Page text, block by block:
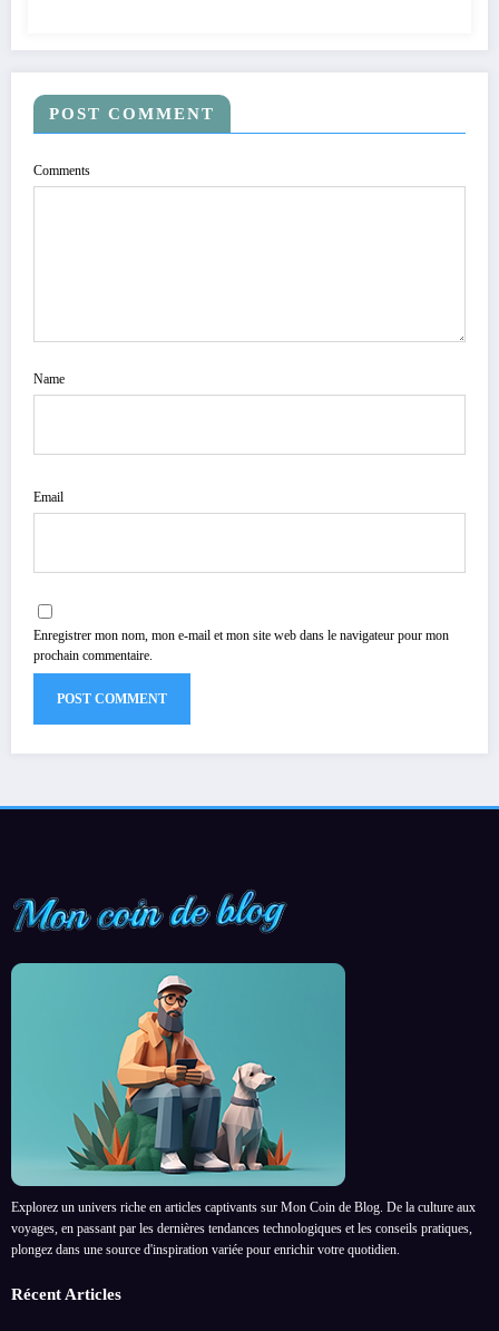
POST COMMENT
Comments
Name
Email
Enregistrer mon nom, mon e-mail et mon site web dans le navigateur pour mon
prochain commentaire.
Explorez un univers riche en articles captivants sur Mon Coin de Blog. De la culture aux
voyages, en passant par les dernières tendances technologiques et les conseils pratiques,
plongez dans une source d'inspiration variée pour enrichir votre quotidien.
Récent Articles